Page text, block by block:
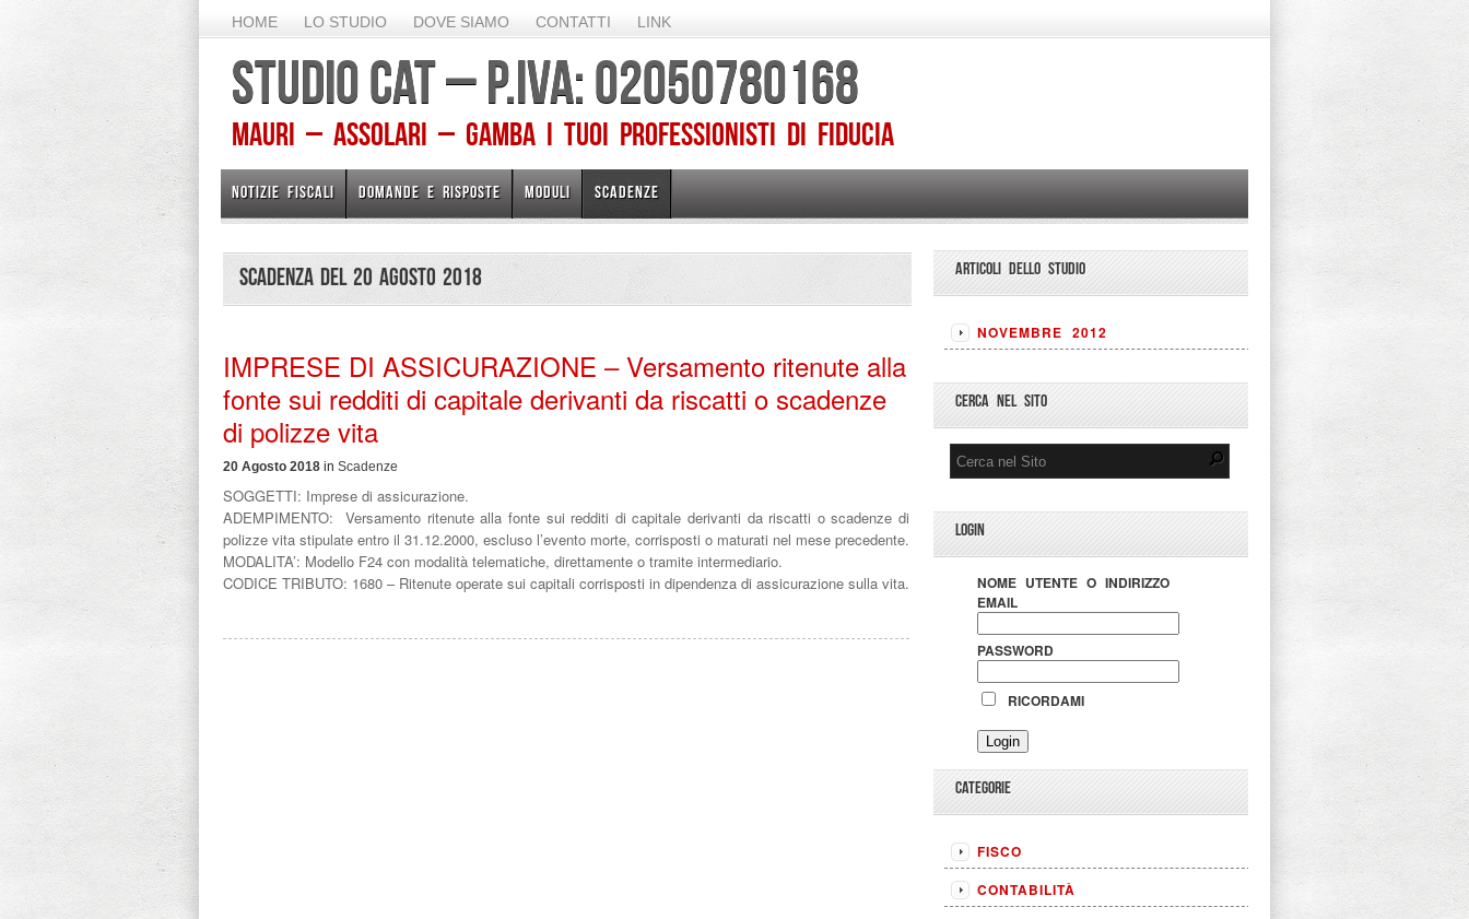
HOME LO STUDIO DOVE SIAMO CONTATTI LINK
STUDIO CAT – P.IVA: 02050780168
Mauri – Assolari – Gamba I TUOI PROFESSIONISTI DI FIDUCIA
NOTIZIE FISCALI DOMANDE E RISPOSTE MODULI SCADENZE
Scadenza del 20 Agosto 2018
IMPRESE DI ASSICURAZIONE – Versamento ritenute alla
fonte sui redditi di capitale derivanti da riscatti o scadenze
di polizze vita
20 Agosto 2018 in Scadenze
SOGGETTI: Imprese di assicurazione.
ADEMPIMENTO: Versamento ritenute alla fonte sui redditi di capitale derivanti da riscatti o scadenze di
polizze vita stipulate entro il 31.12.2000, escluso l’evento morte, corrisposti o maturati nel mese precedente.
MODALITA’: Modello F24 con modalità telematiche, direttamente o tramite intermediario.
CODICE TRIBUTO: 1680 – Ritenute operate sui capitali corrisposti in dipendenza di assicurazione sulla vita.
ARTICOLI DELLO STUDIO
NOVEMBRE 2012
CERCA NEL SITO
LOGIN
NOME UTENTE O INDIRIZZO
EMAIL
PASSWORD
RICORDAMI
CATEGORIE
FISCO
CONTABILITÀ